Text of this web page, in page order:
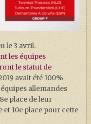
le 3 avril.
les équipes
le statut de
avait été 100%
allemandes
place de leur
10e place pour cette